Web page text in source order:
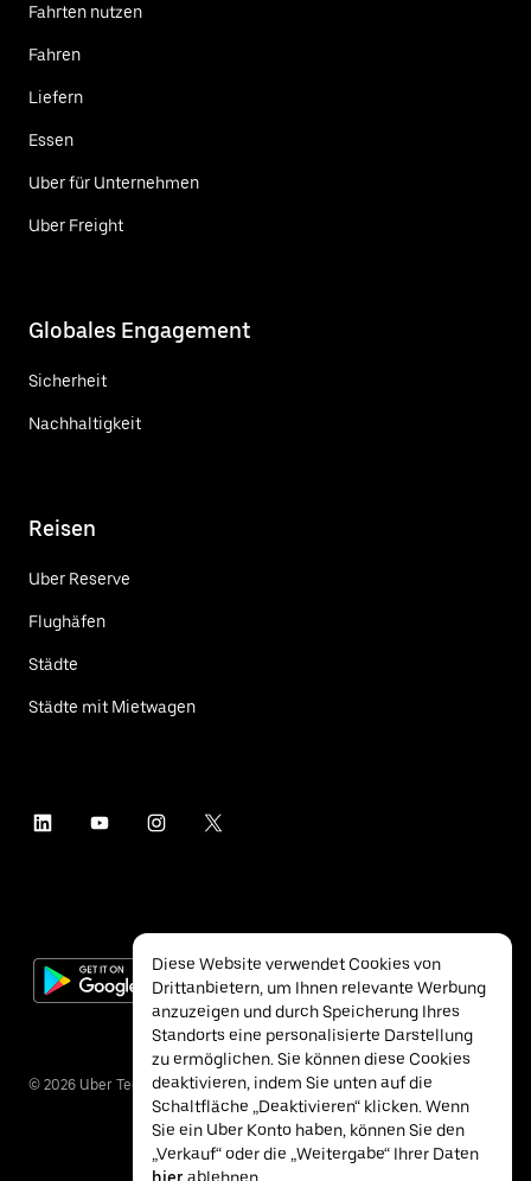
Fahrten nutzen
Fahren
Liefern
Essen
Uber für Unternehmen
Uber Freight
Globales Engagement
Sicherheit
Nachhaltigkeit
Reisen
Uber Reserve
Flughäfen
Städte
Städte mit Mietwagen
© 2026 Uber Technologies Inc.
Diese Website verwendet Cookies von
Drittanbietern, um Ihnen relevante Werbung
anzuzeigen und durch Speicherung Ihres
Standorts eine personalisierte Darstellung
zu ermöglichen. Sie können diese Cookies
deaktivieren, indem Sie unten auf die
Schaltfläche „Deaktivieren“ klicken. Wenn
Sie ein Uber Konto haben, können Sie den
„Verkauf“ oder die „Weitergabe“ Ihrer Daten